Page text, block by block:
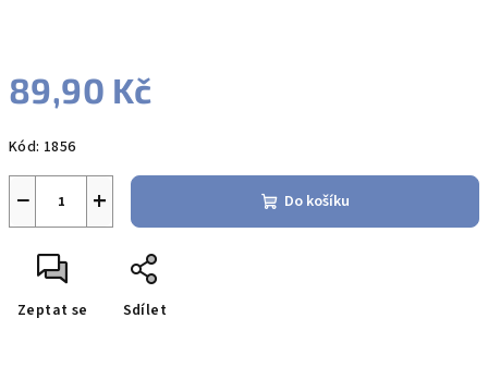
89,90 Kč
cena:
Kód: 1856
+
− Do košíku
Zeptat se Sdílet